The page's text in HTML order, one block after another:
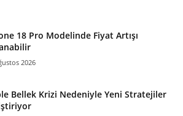
18 Pro Modelinde Fiyat Artışı
2026
Bellek Krizi Nedeniyle Yeni Stratejiler